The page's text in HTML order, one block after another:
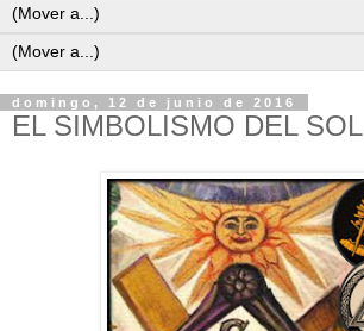
domingo, 12 de junio de 2016
EL SIMBOLISMO DEL SOL